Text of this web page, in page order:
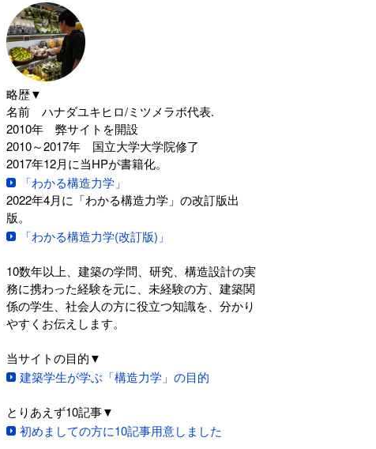
略歴▼
名前 ハナダユキヒロ/ミツメラボ代表.
2010年 弊サイトを開設
2010～2017年 国立大学大学院修了
2017年12月に当HPが書籍化。
「わかる構造力学」
2022年4月に「わかる構造力学」の改訂版出
版。
「わかる構造力学(改訂版)」
10数年以上、建築の学問、研究、構造設計の実
務に携わった経験を元に、未経験の方、建築関
係の学生、社会人の方に役立つ知識を、分かり
やすくお伝えします。
当サイトの目的▼
建築学生が学ぶ「構造力学」の目的
とりあえず10記事▼
初めましての方に10記事用意しました